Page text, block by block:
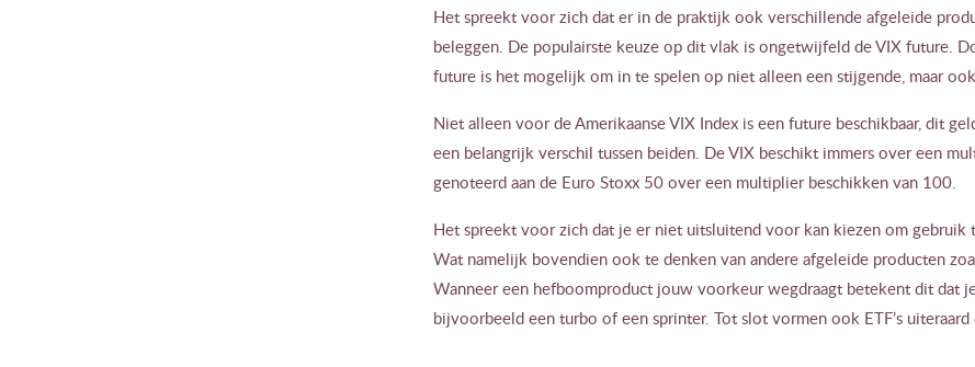
Het spreekt voor zich dat er in de praktijk ook verschillende afgeleide
beleggen. De populairste keuze op dit vlak is ongetwijfeld de VIX future.
future is het mogelijk om in te spelen op niet alleen een stijgende, maar
Niet alleen voor de Amerikaanse VIX Index is een future beschikbaar, dit
een belangrijk verschil tussen beiden. De VIX beschikt immers over een
genoteerd aan de Euro Stoxx 50 over een multiplier beschikken van 100.
Het spreekt voor zich dat je er niet uitsluitend voor kan kiezen om gebruik
Wat namelijk bovendien ook te denken van andere afgeleide producten
Wanneer een hefboomproduct jouw voorkeur wegdraagt betekent dit dat
bijvoorbeeld een turbo of een sprinter. Tot slot vormen ook ETF’s